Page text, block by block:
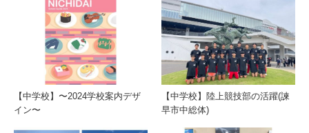
【中学校】〜2024学校案内デザ
イン〜
【中学校】陸上競技部の活躍(諫
早市中総体)